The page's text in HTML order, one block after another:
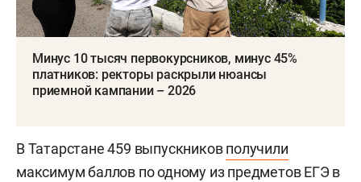
Минус 10 тысяч первокурсников, минус 45%
платников: ректоры раскрыли нюансы
приемной кампании – 2026
В Татарстане 459 выпускниковполучили
максимум баллов по одному из предметов ЕГЭ в